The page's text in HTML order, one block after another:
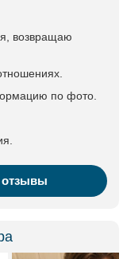
возвращаю
по фото.